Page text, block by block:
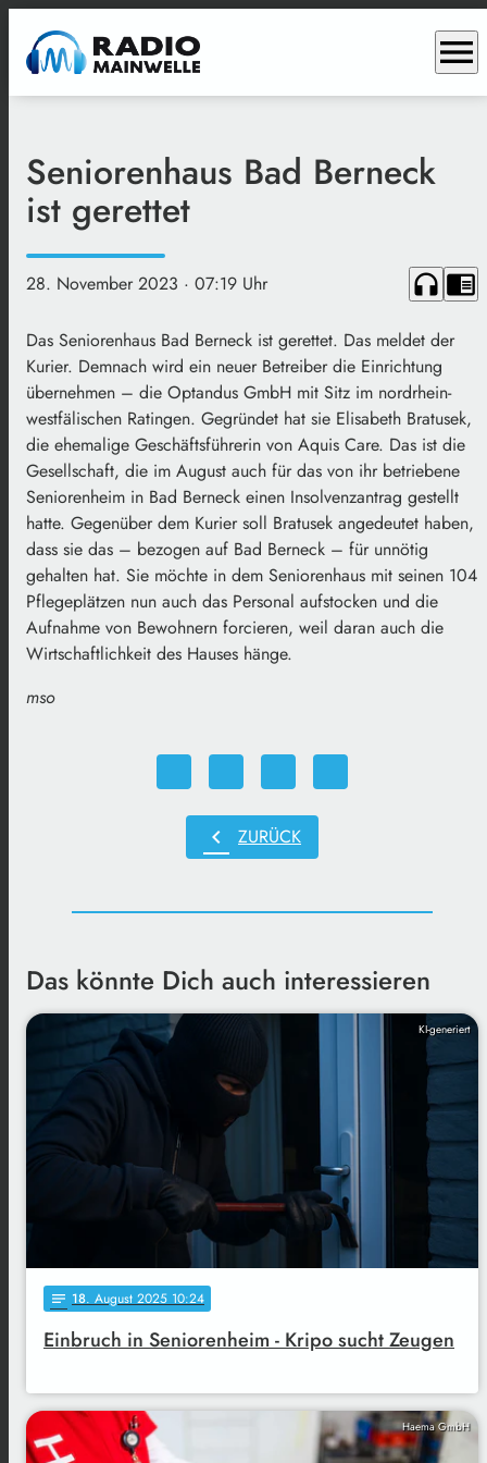
menu
Seniorenhaus Bad Berneck
ist gerettet
28. November 2023 · 07:19 Uhr headphones chrome_reader_mode
Das Seniorenhaus Bad Berneck ist gerettet. Das meldet der
Kurier. Demnach wird ein neuer Betreiber die Einrichtung
übernehmen – die Optandus GmbH mit Sitz im nordrhein-
westfälischen Ratingen. Gegründet hat sie Elisabeth Bratusek,
die ehemalige Geschäftsführerin von Aquis Care. Das ist die
Gesellschaft, die im August auch für das von ihr betriebene
Seniorenheim in Bad Berneck einen Insolvenzantrag gestellt
hatte. Gegenüber dem Kurier soll Bratusek angedeutet haben,
dass sie das – bezogen auf Bad Berneck – für unnötig
gehalten hat. Sie möchte in dem Seniorenhaus mit seinen 104
Pflegeplätzen nun auch das Personal aufstocken und die
Aufnahme von Bewohnern forcieren, weil daran auch die
Wirtschaftlichkeit des Hauses hänge.
mso
chevron_left ZURÜCK
Das könnte Dich auch interessieren
KI-generiert
notes 18. August 2025 10:24
Einbruch in Seniorenheim - Kripo sucht Zeugen
Haema GmbH